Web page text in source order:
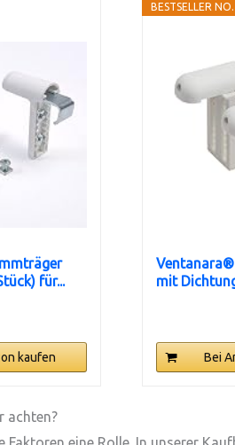
für...
kaufen
BESTSELLER NO.
mit
Bei
achten?